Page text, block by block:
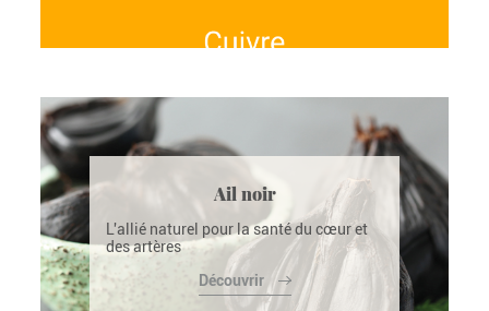
Ail noir
L'allié naturel pour la santé du cœur et
des artères
Découvrir